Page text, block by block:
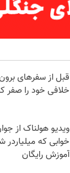
قبل از سفرهای
خلافی خود را صفر
ویدیو هولناک از
خوابی که میلیاردر
آموزش رایگان